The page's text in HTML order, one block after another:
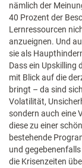
nämlich der
40 Prozent der
Lernressourcen
anzueignen. Und
sie als
Dass ein Upskilling
mit Blick auf die
bringt – da sind
Volatilität,
sondern auch eine
diese zu einer
bestehende
und
die Krisenzeiten